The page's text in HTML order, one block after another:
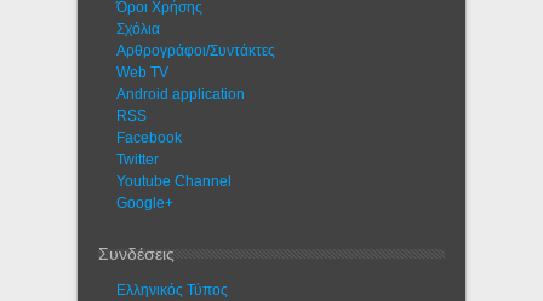
Όροι Χρήσης
Σχόλια
Αρθρογράφοι/Συντάκτες
Web TV
Android application
RSS
Facebook
Twitter
Youtube Channel
Google+
Συνδέσεις
Ελληνικός Τύπος